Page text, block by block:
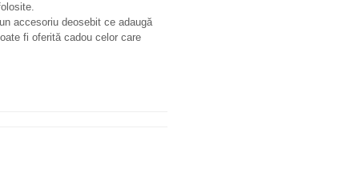
accesoriu deosebit ce adaugă
fi oferită cadou celor care